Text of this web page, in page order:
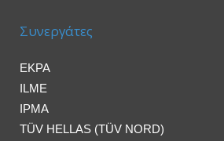
Συνεργάτες
EKPA
ILME
IPMA
TÜV HELLAS (TÜV NORD)